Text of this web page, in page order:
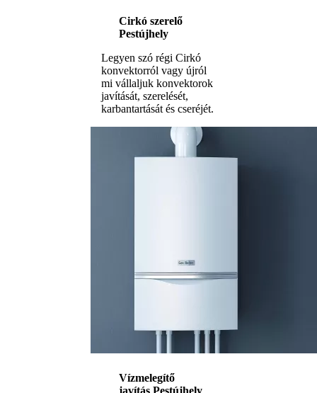
Cirkó szerelő
Pestújhely
Legyen szó régi Cirkó
konvektorról vagy újról
mi vállaljuk konvektorok
javítását, szerelését,
karbantartását és cseréjét.
Vízmelegítő
javítás Pestújhely